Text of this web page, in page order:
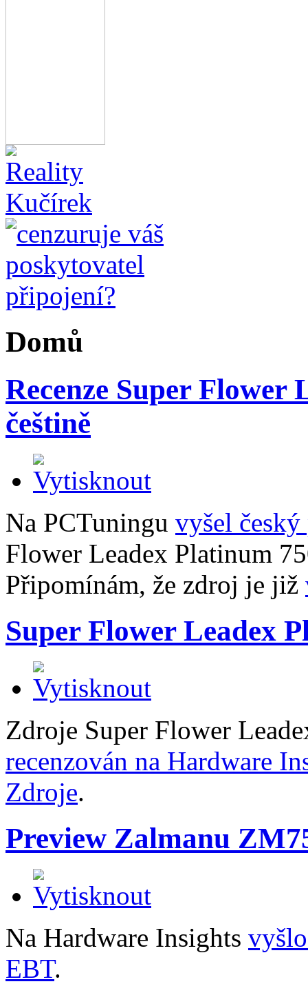
Domů
Recenze Super Flower
češtině
Na PCTuningu vyšel
Flower Leadex Platinum
Připomínám, že zdroj je již
Super Flower Leadex
Zdroje Super Flower
recenzován na Hardware
Zdroje.
Preview Zalmanu
Na Hardware Insights
EBT.